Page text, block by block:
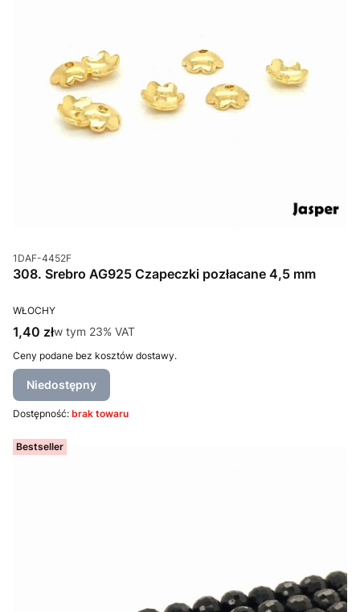
Kod produktu
1DAF-4452F
308. Srebro AG925 Czapeczki pozłacane 4,5 mm
PRODUCENT
WŁOCHY
Cena brutto
1,40 złw tym %s VAT
w tym 23% VAT
Ceny podane bez kosztów dostawy.
Niedostępny
Dostępność: brak towaru
Bestseller